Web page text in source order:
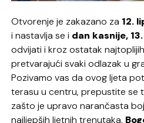
Otvorenje je zakazano za 12.
i nastavlja se i dan kasnije,
odvijati i kroz ostatak
pretvarajući svaki odlazak u
Pozivamo vas da ovog ljeta
terasu u centru, prepustite se
zašto je upravo narančasta
najljepših ljetnih trenutaka.